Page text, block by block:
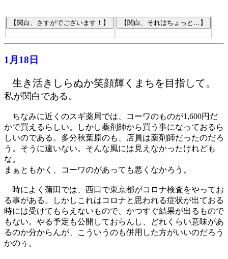
1月18日
生き活きしらぬか笑顔輝くまちを目指して。
私が関白である 。
ちなみに近くのスギ薬局では、コーワのものが1,600円だ
かで買えるらしい。しかし薬剤師から買う事になっておるら
しいのである。多分秋葉原のも、店員は薬剤師だったのだろ
う。そうに違いない。そんな風には見えなかったけれども
な。
まぁともかく、コーワのがあっても悪くなかろう。
時によく蒲田では、西口で東京都がコロナ検査をやってお
る事がある。しかしこれはコロナと思われる症状が出ておる
時には受けてもらえないもので、かつすぐ結果が出るもので
もない。やる予定も公開しておらんし、どれくらい意味があ
るのか分からんが、こういうのも併用した方がいいのだろう
かのぅ。